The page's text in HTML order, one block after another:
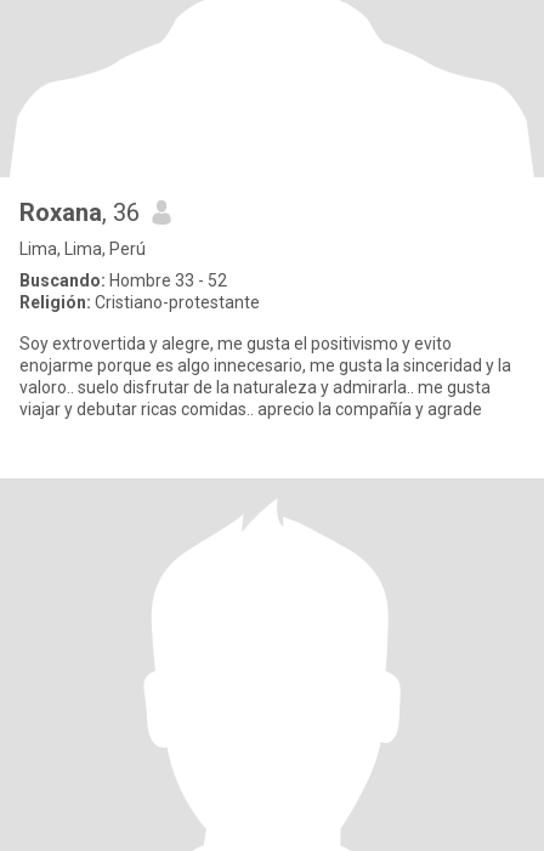
Roxana, 36
Lima, Lima, Perú
Buscando: Hombre 33 - 52
Religión: Cristiano-protestante
Soy extrovertida y alegre, me gusta el positivismo y evito
enojarme porque es algo innecesario, me gusta la sinceridad y la
valoro.. suelo disfrutar de la naturaleza y admirarla.. me gusta
viajar y debutar ricas comidas.. aprecio la compañía y agrade